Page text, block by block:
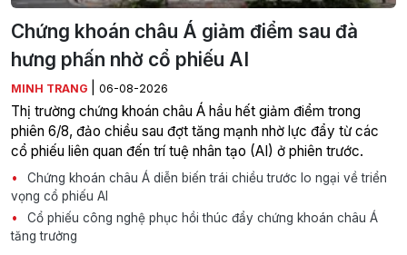
Chứng khoán châu Á giảm điểm sau đà
hưng phấn nhờ cổ phiếu AI
MINH TRANG 06-08-2026
Thị trường chứng khoán châu Á hầu hết giảm điểm trong
phiên 6/8, đảo chiều sau đợt tăng mạnh nhờ lực đẩy từ các
cổ phiếu liên quan đến trí tuệ nhân tạo (AI) ở phiên trước.
Chứng khoán châu Á diễn biến trái chiều trước lo ngại về triển
vọng cổ phiếu AI
Cổ phiếu công nghệ phục hồi thúc đẩy chứng khoán châu Á
tăng trưởng